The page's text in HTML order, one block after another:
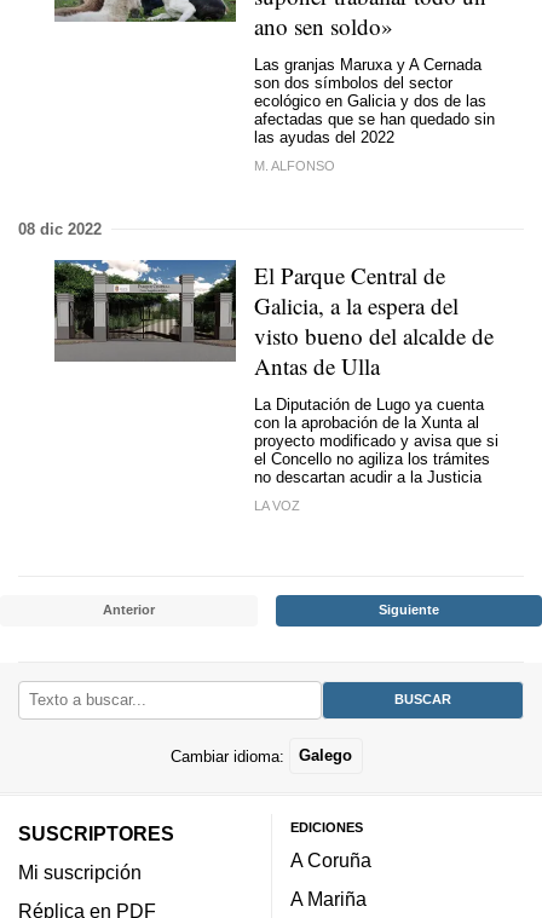
ano sen soldo»
Las granjas Maruxa y A Cernada
son dos símbolos del sector
ecológico en Galicia y dos de las
afectadas que se han quedado sin
las ayudas del 2022
M. ALFONSO
08 dic 2022
El Parque Central de
Galicia, a la espera del
visto bueno del alcalde de
Antas de Ulla
La Diputación de Lugo ya cuenta
con la aprobación de la Xunta al
proyecto modificado y avisa que si
el Concello no agiliza los trámites
no descartan acudir a la Justicia
LA VOZ
Anterior Siguiente
Cambiar idioma: Galego
SUSCRIPTORES
Mi suscripción
Réplica en PDF
EDICIONES
A Coruña
A Mariña